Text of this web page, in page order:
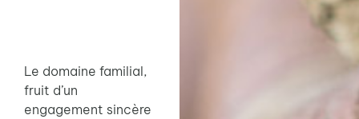
Le domaine familial,
fruit d’un
engagement sincère